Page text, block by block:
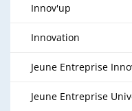
Innov'up
Innovation
Jeune Entreprise
Jeune Entreprise